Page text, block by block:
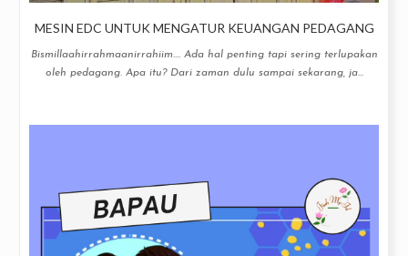
MESIN EDC UNTUK MENGATUR KEUANGAN PEDAGANG
Bismillaahirrahmaanirrahiim.... Ada hal penting tapi sering terlupakan
oleh pedagang. Apa itu? Dari zaman dulu sampai sekarang, ja...